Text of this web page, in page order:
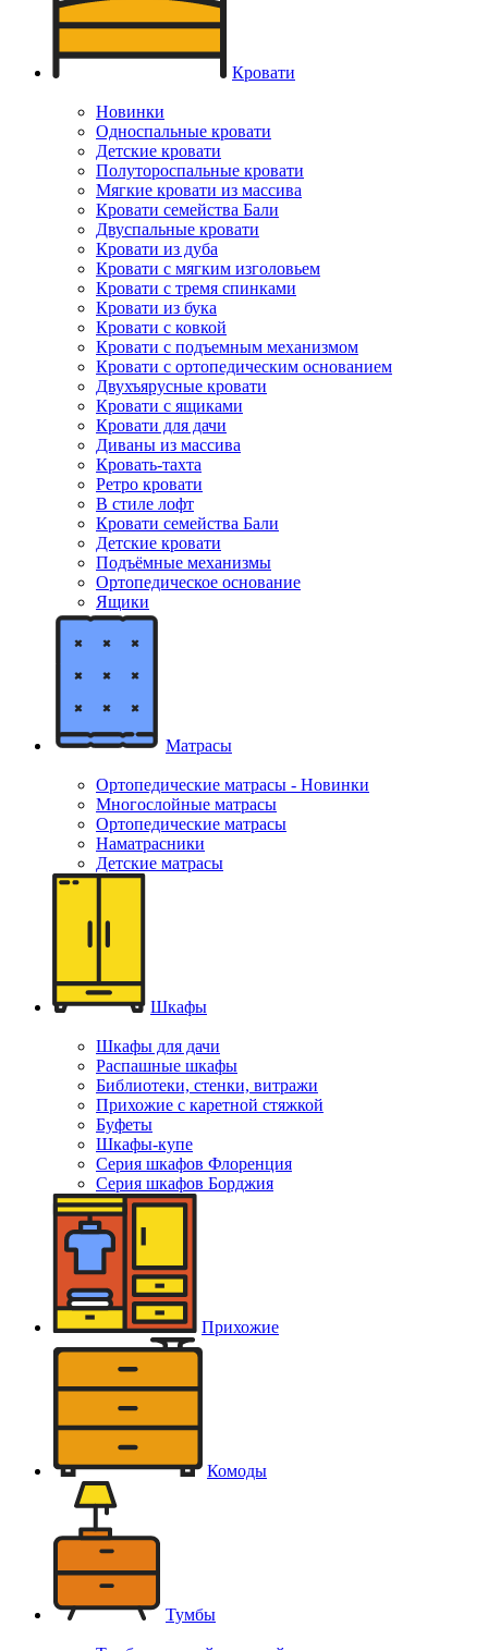
Кровати
Новинки
Односпальные кровати
Детские кровати
Полутороспальные кровати
Мягкие кровати из массива
Кровати семейства Бали
Двуспальные кровати
Кровати из дуба
Кровати с мягким изголовьем
Кровати с тремя спинками
Кровати из бука
Кровати с ковкой
Кровати с подъемным механизмом
Кровати с ортопедическим основанием
Двухъярусные кровати
Кровати с ящиками
Кровати для дачи
Диваны из массива
Кровать-тахта
Ретро кровати
В стиле лофт
Кровати семейства Бали
Детские кровати
Подъёмные механизмы
Ортопедическое основание
Ящики
Матрасы
Ортопедические матрасы - Новинки
Многослойные матрасы
Ортопедические матрасы
Наматрасники
Детские матрасы
Шкафы
Шкафы для дачи
Распашные шкафы
Библиотеки, стенки, витражи
Прихожие с каретной стяжкой
Буфеты
Шкафы-купе
Серия шкафов Флоренция
Серия шкафов Борджия
Прихожие
Комоды
Тумбы